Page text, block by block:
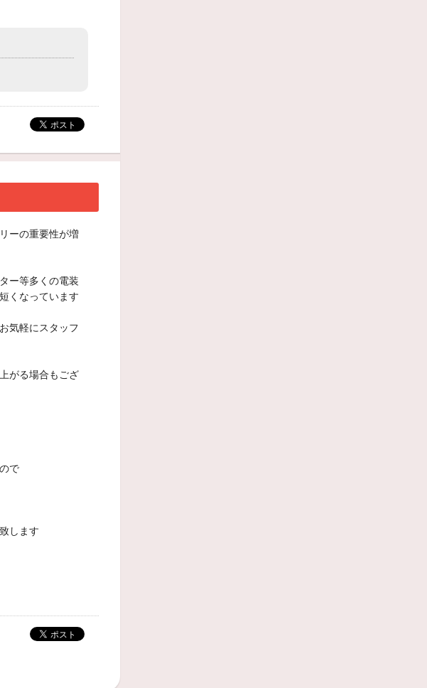
ーの重要性が増
ー等多くの電装
くなっています
気軽にスタッフ
がる場合もござ
で
します